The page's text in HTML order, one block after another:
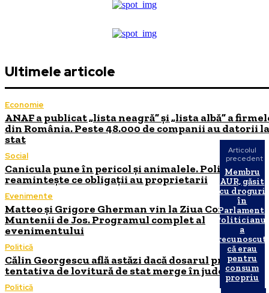
Ultimele articole
Economie
ANAF a publicat „lista neagră” și „lista albă” a
din România. Peste 48.000 de companii au datorii la
stat
Social
Canicula pune în pericol și animalele. Poliția
reamintește ce obligații au proprietarii
Evenimente
Matteo și Grigore Gherman vin la Ziua Comunei
Muntenii de Jos. Programul complet al
evenimentului
Politică
Călin Georgescu află astăzi dacă dosarul privind
tentativa de lovitură de stat merge în judecată
Politică
Articolul
precedent
Membru
AUR, găsit
cu droguri
în
Parlament.
Politicianul
a
recunoscut
că erau
pentru
consum
propriu